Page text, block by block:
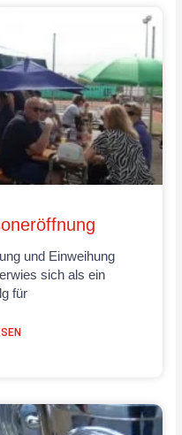
und Einweihung
sich als ein
für